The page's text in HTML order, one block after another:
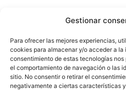
Gestionar
Para ofrecer las mejores experiencias,
cookies para almacenar y/o acceder a la
consentimiento de estas tecnologías
el comportamiento de navegación o las
sitio. No consentir o retirar el
negativamente a ciertas características
Contacto